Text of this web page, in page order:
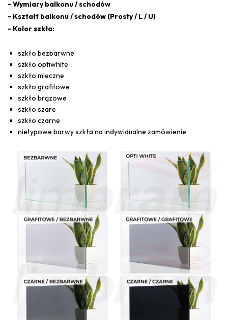
- Wymiary balkonu / schodów
- Kształt balkonu / schodów (Prosty / L / U)
- Kolor szkła:
szkło bezbarwne
szkło optiwhite
szkło mleczne
szkło grafitowe
szkło brązowe
szkło szare
szkło czarne
nietypowe barwy szkła na indywidualne zamówienie